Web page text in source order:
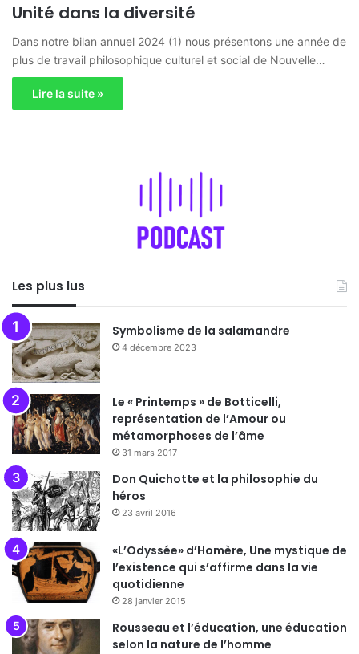
Unité dans la diversité
Dans notre bilan annuel 2024 (1) nous présentons une année de
plus de travail philosophique culturel et social de Nouvelle…
Lire la suite »
Les plus lus
Symbolisme de la salamandre
4 décembre 2023
Le « Printemps » de Botticelli,
représentation de l’Amour ou
métamorphoses de l’âme
31 mars 2017
Don Quichotte et la philosophie du
héros
23 avril 2016
«L’Odyssée» d’Homère, Une mystique de
l’existence qui s’affirme dans la vie
quotidienne
28 janvier 2015
Rousseau et l’éducation, une éducation
selon la nature de l’homme